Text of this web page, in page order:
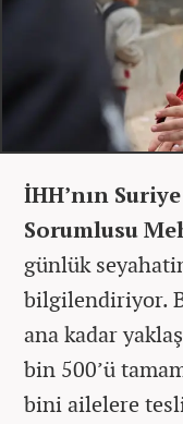
İHH’nın
Sorumlusu
günlük
bilgilendiriyor.
ana kadar
bin 500’ü
bini ailelere